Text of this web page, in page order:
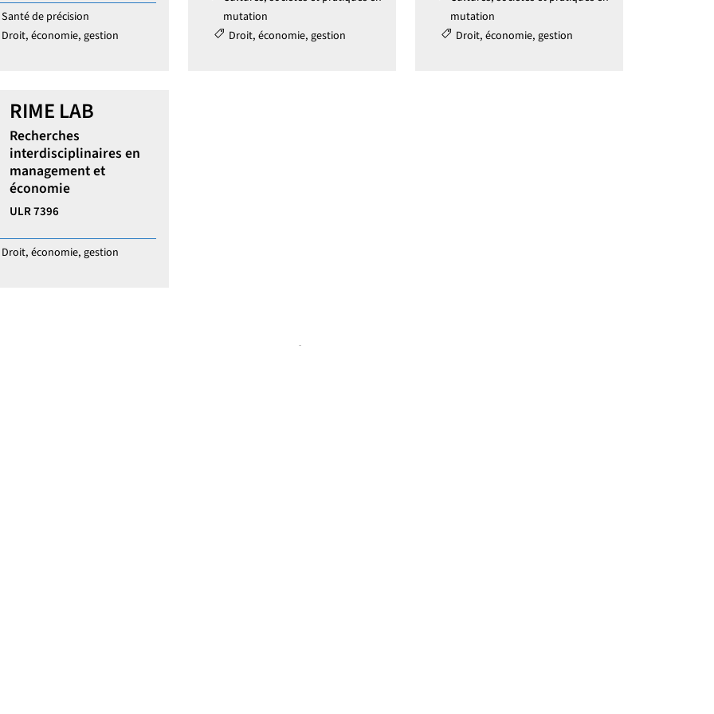
:
Santé de précision
Droit, économie, gestion
mutation
Droit, économie, gestion
mutation
Droit, économie, gestion
RIME LAB
Recherches
interdisciplinaires en
management et
économie
Identifiant de la structure de recherche :
ULR 7396
:
Droit, économie, gestion